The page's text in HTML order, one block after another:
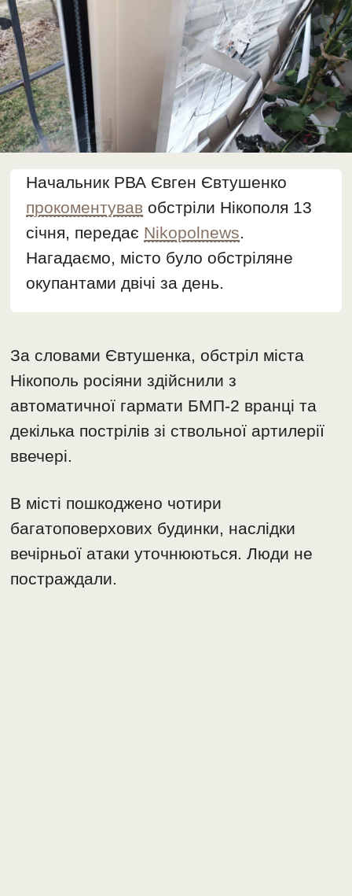
Начальник РВА Євген Євтушенко
прокоментував обстріли Нікополя 13
січня, передає Nikopolnews.
Нагадаємо, місто було обстріляне
окупантами двічі за день.
За словами Євтушенка, обстріл міста
Нікополь росіяни здійснили з
автоматичної гармати БМП-2 вранці та
декілька пострілів зі ствольної артилерії
ввечері.
В місті пошкоджено чотири
багатоповерхових будинки, наслідки
вечірньої атаки уточнюються. Люди не
постраждали.